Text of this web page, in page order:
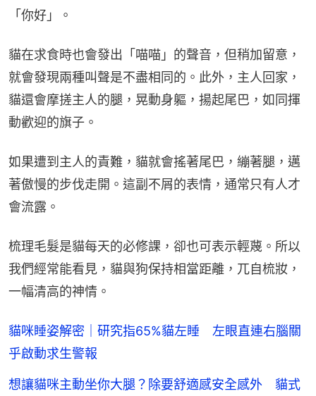
「你好」。
貓在求食時也會發出「喵喵」的聲音，但稍加留意，
就會發現兩種叫聲是不盡相同的。此外，主人回家，
貓還會摩搓主人的腿，晃動身軀，揚起尾巴，如同揮
動歡迎的旗子。
如果遭到主人的責難，貓就會搖著尾巴，繃著腿，邁
著傲慢的步伐走開。這副不屑的表情，通常只有人才
會流露。
梳理毛髮是貓每天的必修課，卻也可表示輕蔑。所以
我們經常能看見，貓與狗保持相當距離，兀自梳妝，
一幅清高的神情。
貓咪睡姿解密｜研究指65%貓左睡 左眼直連右腦關
乎啟動求生警報
想讓貓咪主動坐你大腿？除要舒適感安全感外 貓式